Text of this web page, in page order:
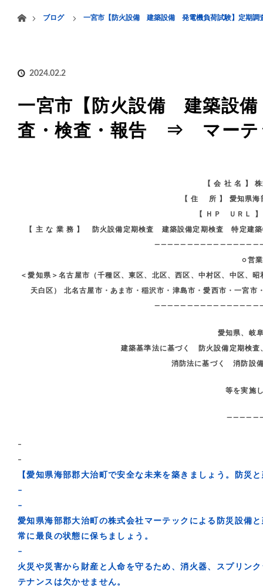
HOME 業務案内
ブログ
一宮市【防火設備 建築設備 発電機負荷試験】定期
2024.02.2
一宮市【防火設備 建築設
査・検査・報告 ⇒ マーテ
【 会 社 名 】
【 住 所 】 愛知県海
【 ＨＰ ＵＲＬ
【 主 な 業 務 】 防火設備定期検査 建築設備定期検査 特定
○営
＜愛知県＞名古屋市（千種区、東区、北区、西区、中村区、中区、
天白区） 北名古屋市・あま市・稲沢市・津島市・愛西市・一宮
愛知県、岐
建築基準法に基づく 防火設備定期検査
消防法に基づく 消防設
等を実施
–
–
【愛知県海部郡大治町で安全な未来を築きましょう。防災
–
–
愛知県海部郡大治町の株式会社マーテックによる防災設備
常に最良の状態に保ちましょう。
–
火災や災害から財産と人命を守るため、消火器、スプリン
テナンスは欠かせません。